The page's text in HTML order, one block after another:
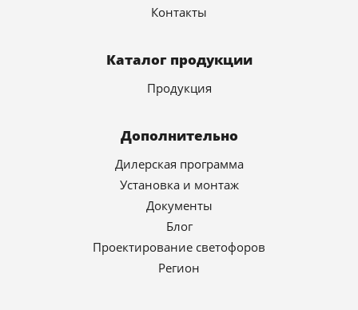
Контакты
Каталог продукции
Продукция
Дополнительно
Дилерская программа
Установка и монтаж
Документы
Блог
Проектирование светофоров
Регион